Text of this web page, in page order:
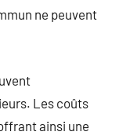
ne peuvent
Les coûts
ainsi une